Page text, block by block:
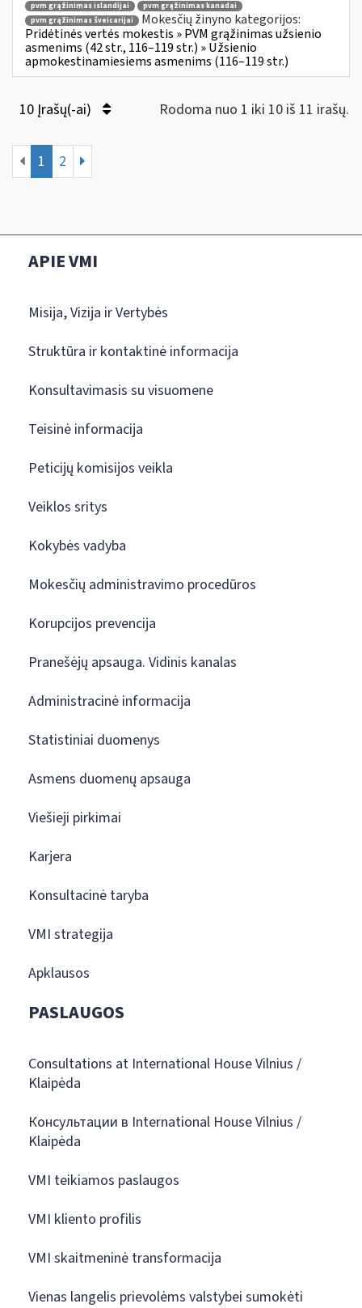
pvm grąžinimas islandijai
pvm grąžinimas kanadai
pvm grąžinimas šveicarijai
Mokesčių žinyno kategorijos:
Pridėtinės vertės mokestis » PVM grąžinimas užsienio
asmenims (42 str., 116–119 str.) » Užsienio
apmokestinamiesiems asmenims (116–119 str.)
10 Įrašų(-ai) Rodoma nuo 1 iki 10 iš 11 irašų.
1 2
APIE VMI
Misija, Vizija ir Vertybės
Struktūra ir kontaktinė informacija
Konsultavimasis su visuomene
Teisinė informacija
Peticijų komisijos veikla
Veiklos sritys
Kokybės vadyba
Mokesčių administravimo procedūros
Korupcijos prevencija
Pranešėjų apsauga. Vidinis kanalas
Administracinė informacija
Statistiniai duomenys
Asmens duomenų apsauga
Viešieji pirkimai
Karjera
Konsultacinė taryba
VMI strategija
Apklausos
PASLAUGOS
Consultations at International House Vilnius /
Klaipėda
Консультации в International House Vilnius /
Klaipėda
VMI teikiamos paslaugos
VMI kliento profilis
VMI skaitmeninė transformacija
Vienas langelis prievolėms valstybei sumokėti